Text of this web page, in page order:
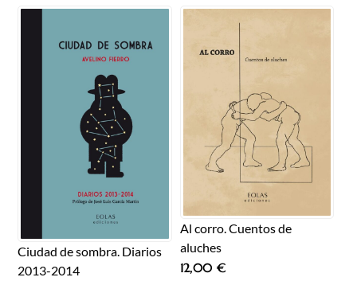
Ciudad de sombra. Diarios
2013-2014
Al corro. Cuentos de
aluches
12,00 €